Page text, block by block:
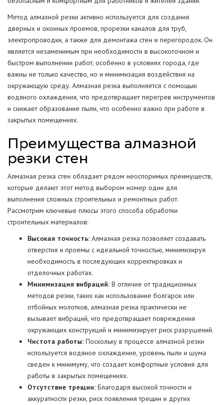
Метод алмазной резки активно используется для создания
дверных и оконных проемов, прорезки каналов для труб,
электропроводки, а также для демонтажа стен и перегородок. Он
является незаменимым при необходимости в высокоточном и
быстром выполнении работ, особенно в условиях города, где
важны не только качество, но и минимизация воздействия на
окружающую среду. Алмазная резка выполняется с помощью
водяного охлаждения, что предотвращает перегрев инструментов
и снижает образование пыли, что особенно важно при работе в
закрытых помещениях.
Преимущества алмазной
резки стен
Алмазная резка стен обладает рядом неоспоримых преимуществ,
которые делают этот метод выбором номер один для
выполнения сложных строительных и ремонтных работ.
Рассмотрим ключевые плюсы этого способа обработки
строительных материалов:
Высокая точность: Алмазная резка позволяет создавать
отверстия и проемы с идеальной точностью, минимизируя
необходимость в последующих корректировках и
отделочных работах.
Минимизация вибраций: В отличие от традиционных
методов резки, таких как использование болгарок или
отбойных молотков, алмазная резка практически не
вызывает вибраций, что предотвращает повреждения
окружающих конструкций и минимизирует риск разрушений.
Чистота работы: Поскольку в процессе алмазной резки
используется водяное охлаждение, уровень пыли и шума
сведен к минимуму, что создает комфортные условия для
работы в закрытых помещениях.
Отсутствие трещин: Благодаря высокой точности и
аккуратности резки, риск появления трещин и других